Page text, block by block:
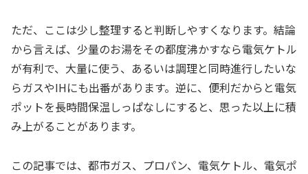
ただ、ここは少し整理すると判断しやすくなります。結論
から言えば、少量のお湯をその都度沸かすなら電気ケトル
が有利で、大量に使う、あるいは調理と同時進行したいな
らガスやIHにも出番があります。逆に、便利だからと電気
ポットを長時間保温しっぱなしにすると、思った以上に積
み上がることがあります。
この記事では、都市ガス、プロパン、電気ケトル、電気ポ